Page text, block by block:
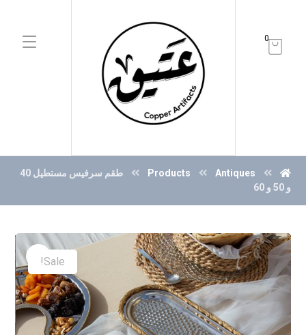
0
Products Antiques
طقم سرفيس مستطيل 40
و 50 و 60
Sale!